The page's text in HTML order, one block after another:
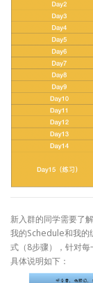
新入群的同学需要了
我的Schedule和我的
式（8步骤），针对每
具体说明如下：